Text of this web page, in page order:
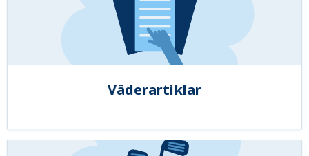
Väderartiklar